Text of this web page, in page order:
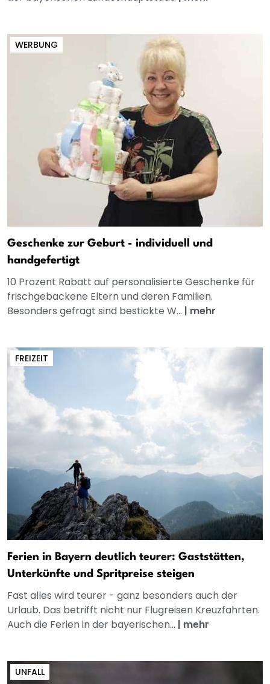
WERBUNG
Geschenke zur Geburt - individuell und
handgefertigt
10 Prozent Rabatt auf personalisierte Geschenke für
frischgebackene Eltern und deren Familien.
Besonders gefragt sind bestickte W... | mehr
FREIZEIT
Ferien in Bayern deutlich teurer: Gaststätten,
Unterkünfte und Spritpreise steigen
Fast alles wird teurer - ganz besonders auch der
Urlaub. Das betrifft nicht nur Flugreisen Kreuzfahrten.
Auch die Ferien in der bayerischen... | mehr
UNFALL